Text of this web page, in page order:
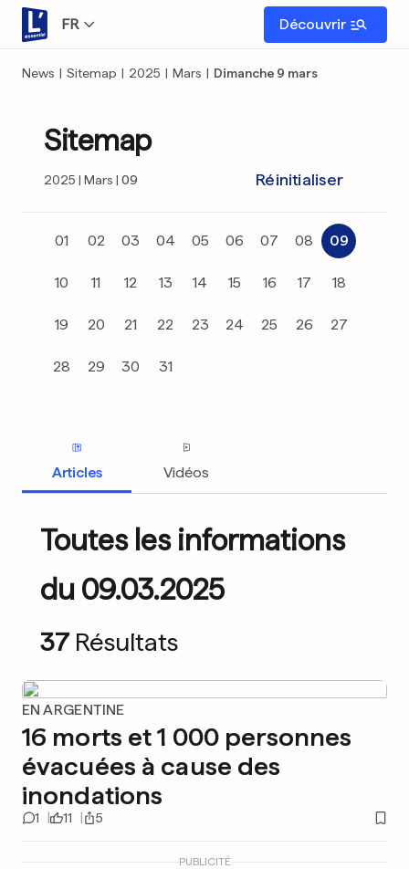
FR Découvrir
News | Sitemap | 2025 | Mars | Dimanche 9 mars
Sitemap
2025 Mars 09 Réinitialiser
01 02 03 04 05 06 07 08 09
10 11 12 13 14 15 16 17 18
19 20 21 22 23 24 25 26 27
28 29 30 31
Articles Vidéos
Toutes les informations
du 09.03.2025
37 Résultats
EN ARGENTINE
16 morts et 1 000 personnes
évacuées à cause des
inondations
1 11 5
PUBLICITÉ